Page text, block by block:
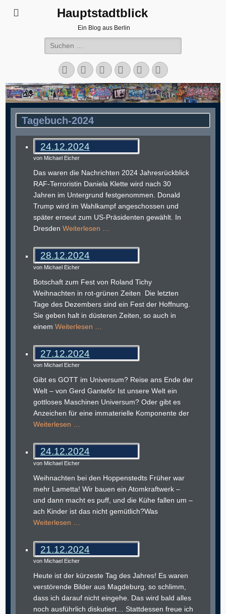
Hauptstadtblick
Ein Blog aus Berlin
Suchen
nach:
Facebook
TwitterLinkedIn
FlickrInstagramVerknüpfung
Tagebuch-2024
24.12.2024
von Michael Eicher
Das waren die Nachrichten 2024 Jahresrückblick
RAF-Terroristin Daniela Klette wird nach 30
Jahren im Untergrund festgenommen. Donald
Trump wird im Wahlkampf angeschossen und
später erneut zum US-Präsidenten gewählt. In
DresdenWeiterlesen …
28.12.2024
von Michael Eicher
Botschaft zum Fest von Roland Tichy
Weihnachten in rot-grünen Zeiten Die letzten
Tage des Dezembers sind ein Fest der Hoffnung.
Sie geben halt in düsteren Zeiten, so auch in
einemWeiterlesen …
27.12.2024
von Michael Eicher
Gibt es GOTT im Universum? Reise ans Ende der
Welt – von Gerd Ganteför Ist unsere Welt ein
gottloses Maschinen Universum? Oder gibt es
Anzeichen für eine immaterielle Komponente der
Weiterlesen …
24.12.2024
von Michael Eicher
Weihnachten bei den Hoppenstedts Früher war
mehr Lametta! Wir bauen ein Atomkraftwerk –
und dann macht es puff, und die Kühe fallen um –
ach Kinder ist das nicht gemütlich?Was
Weiterlesen …
21.12.2024
von Michael Eicher
Heute ist der kürzeste Tag des Jahres! Es waren
verstörende Bilder aus Magdeburg, so schlimm,
dass ich darauf nicht eingehe. Das wird bald alles
noch ausführlich diskutiert… Stattdessen freue ich